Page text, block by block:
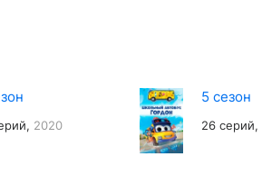
2020
5 сезон
26 серий,